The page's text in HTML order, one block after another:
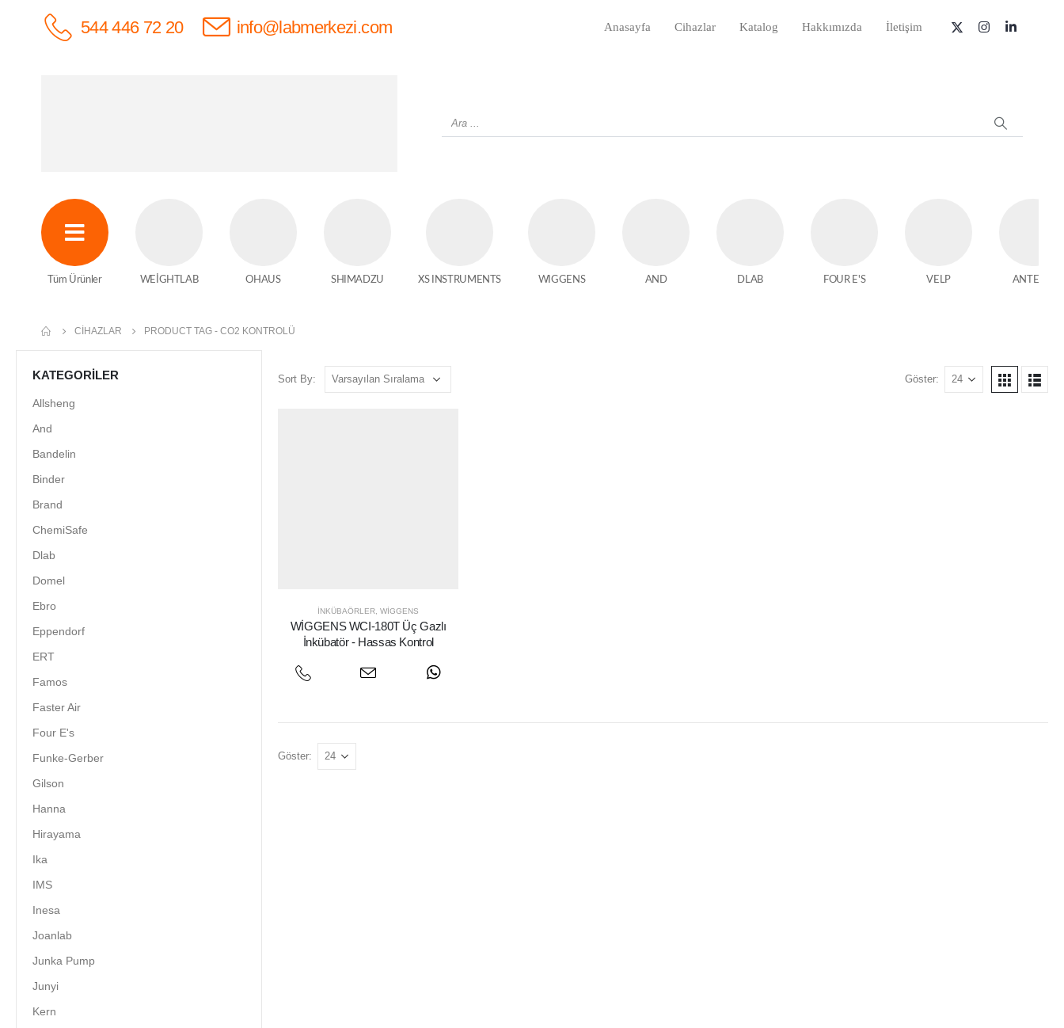
info@labmerkezi.com
544 446 72 20 Anasayfa Cihazlar Katalog Hakkımızda İletişim
Tüm Ürünler WEİGHTLAB OHAUS SHIMADZU XS INSTRUMENTS WIGGENS AND DLAB FOUR E'S VELP ANTECH
CIHAZLAR PRODUCT TAG - CO2 KONTROLÜ
Sort By: Göster:
İNKÜBAÖRLER ,WIGGENS
WİGGENS WCI-180T Üç Gazlı
İnkübatör - Hassas Kontrol
Göster:
KATEGORILER
Allsheng
And
Bandelin
Binder
Brand
ChemiSafe
Dlab
Domel
Ebro
Eppendorf
ERT
Famos
Faster Air
Four E's
Funke-Gerber
Gilson
Hanna
Hirayama
Ika
IMS
Inesa
Joanlab
Junka Pump
Junyi
Kern